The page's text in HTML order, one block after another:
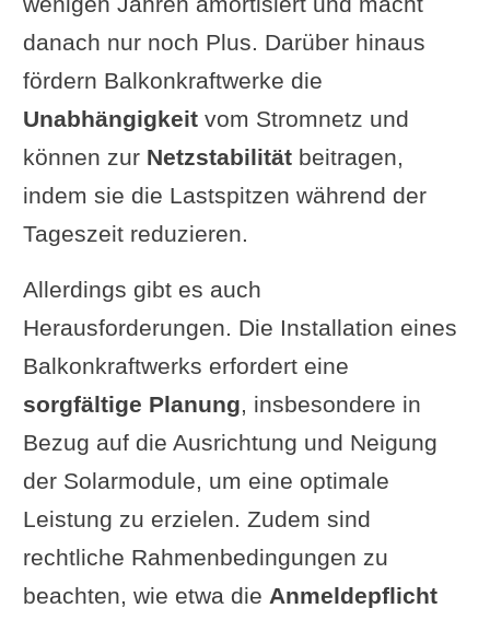
danach nur noch Plus. Darüber hinaus
fördern Balkonkraftwerke die
Unabhängigkeitvom Stromnetz und
können zur Netzstabilitätbeitragen,
indem sie die Lastspitzen während der
Tageszeit reduzieren.
Allerdings gibt es auch
Herausforderungen. Die Installation eines
Balkonkraftwerks erfordert eine
sorgfältige Planung, insbesondere in
Bezug auf die Ausrichtung und Neigung
der Solarmodule, um eine optimale
Leistung zu erzielen. Zudem sind
rechtliche Rahmenbedingungen zu
beachten, wie etwa die Anmeldepflicht